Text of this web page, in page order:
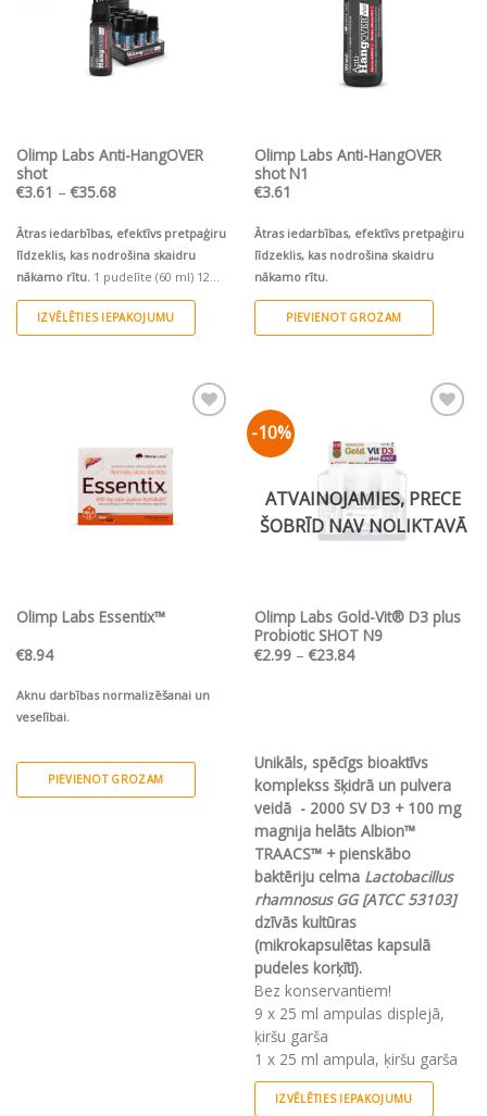
Olimp Labs Anti-HangOVER
shot
€3.61 – €35.68Price
through
€35.68
Ātras iedarbības, efektīvs pretpaģiru
līdzeklis, kas nodrošina skaidru
nākamo rītu.
pudelītes (12x60 ml)/ Ekonomiskais
iepakojums
IZVĒLĒTIES IEPAKOJUMU
product
Olimp Labs Anti-HangOVER
shot N1
€3.61
Ātras iedarbības, efektīvs pretpaģiru
līdzeklis, kas nodrošina skaidru
nākamo rītu.
PIEVIENOT GROZAM
sarakstam
Olimp Labs Essentix™
€8.94
Aknu darbības normalizēšanai un
veselībai.
PIEVIENOT GROZAM
-10%
sarakstam
ATVAINOJAMIES, PRECE
ŠOBRĪD NAV NOLIKTAVĀ
Olimp Labs Gold-Vit® D3 plus
Probiotic SHOT N9
€2.99 – €23.84Price
range:
Unikāls, spēcīgs bioaktīvs
komplekss šķidrā un pulvera
veidā - 2000 SV D3 + 100 mg
magnija helāts Albion™
TRAACS™ + pienskābo
baktēriju celma Lactobacillus
rhamnosus GG [ATCC 53103]
dzīvās kultūras
(mikrokapsulētas kapsulā
pudeles korķītī).
Bez konservantiem!
9 x 25 ml ampulas displejā,
ķiršu garša
1 x 25 ml ampula, ķiršu garša
IZVĒLĒTIES IEPAKOJUMU